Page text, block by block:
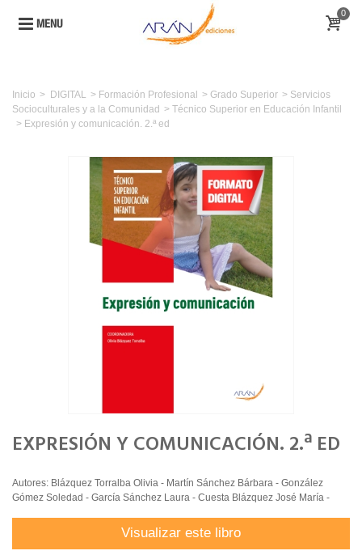
MENU
0
Inicio > DIGITAL > Formación Profesional > Grado Superior > Servicios
Socioculturales y a la Comunidad > Técnico Superior en Educación Infantil
> Expresión y comunicación. 2.ª ed
EXPRESIÓN Y COMUNICACIÓN. 2.ª ED
Autores: Blázquez Torralba Olivia - Martín Sánchez Bárbara - González
Gómez Soledad - García Sánchez Laura - Cuesta Blázquez José María -
Visualizar este libro